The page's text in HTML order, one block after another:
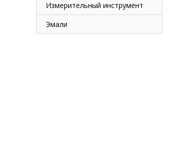
Измерительный инструмент
Эмали